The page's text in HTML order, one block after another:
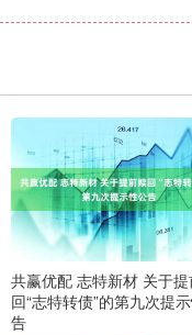
共赢优配 志特新材 关于
回“志特转债”的第九次提
告